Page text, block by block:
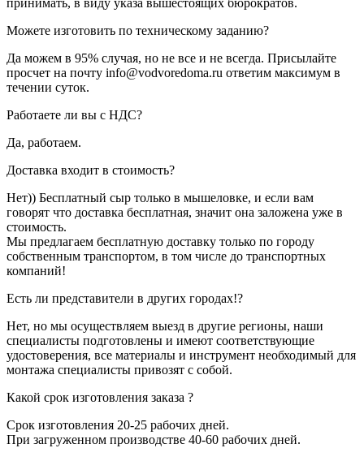
Можете изготовить по техническому заданию?
Да можем в 95% случая, но не все и не всегда. Присылайте
просчет на почту info@vodvoredoma.ru ответим максимум в
течении суток.
Работаете ли вы с НДС?
Да, работаем.
Доставка входит в стоимость?
Нет)) Бесплатный сыр только в мышеловке, и если вам
говорят что доставка бесплатная, значит она заложена уже в
стоимость.
Мы предлагаем бесплатную доставку только по городу
собственным транспортом, в том числе до транспортных
компаний!
Есть ли представители в других городах!?
Нет, но мы осуществляем выезд в другие регионы, наши
специалисты подготовлены и имеют соответствующие
удостоверения, все материалы и инструмент необходимый для
монтажа специалисты привозят с собой.
Какой срок изготовления заказа ?
Срок изготовления 20-25 рабочих дней.
При загруженном производстве 40-60 рабочих дней.